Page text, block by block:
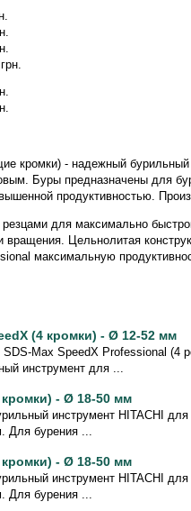
кромки) - надежный
Буры предназначены для
продуктивностью.
для максимально
Цельнолитая
максимальную
(4 кромки) - Ø 12-52 мм
Max SpeedX Professional (4
инструмент для ...
кромки) - Ø 18-50 мм
инструмент HITACHI
Для бурения ...
кромки) - Ø 18-50 мм
инструмент HITACHI
Для бурения ...